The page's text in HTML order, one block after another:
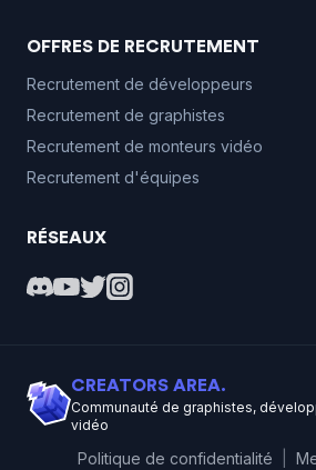
OFFRES DE RECRUTEMENT
Recrutement de développeurs
Recrutement de graphistes
Recrutement de monteurs vidéo
Recrutement d'équipes
RÉSEAUX
CREATORS AREA.
Communauté de graphistes,
vidéo
Politique de confidentialité